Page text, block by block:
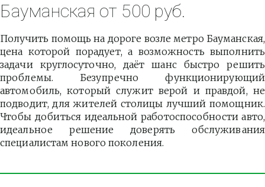
Бауманская от 500 руб.
Получить помощь на дороге возле метро Бауманская,
цена которой порадует, а возможность выполнить
задачи круглосуточно, даёт шанс быстро решить
проблемы. Безупречно функционирующий
автомобиль, который служит верой и правдой, не
подводит, для жителей столицы лучший помощник.
Чтобы добиться идеальной работоспособности авто,
идеальное решение доверять обслуживания
специалистам нового поколения.